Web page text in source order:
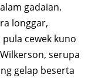
gadaian.
longgar,
cewek kuno
serupa
gelap beserta